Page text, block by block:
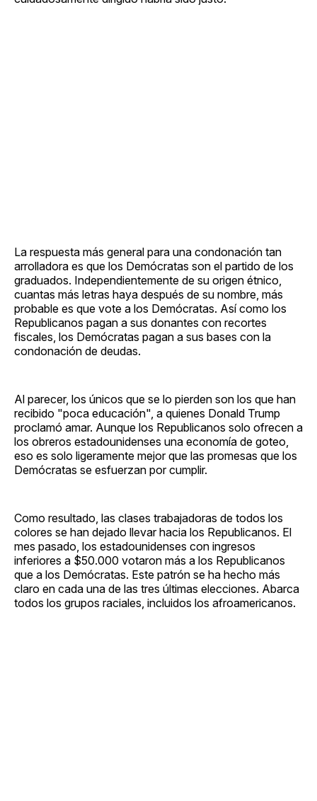
La respuesta más general para una condonación tan
arrolladora es que los Demócratas son el partido de los
graduados. Independientemente de su origen étnico,
cuantas más letras haya después de su nombre, más
probable es que vote a los Demócratas. Así como los
Republicanos pagan a sus donantes con recortes
fiscales, los Demócratas pagan a sus bases con la
condonación de deudas.
Al parecer, los únicos que se lo pierden son los que han
recibido "poca educación", a quienes Donald Trump
proclamó amar. Aunque los Republicanos solo ofrecen a
los obreros estadounidenses una economía de goteo,
eso es solo ligeramente mejor que las promesas que los
Demócratas se esfuerzan por cumplir.
Como resultado, las clases trabajadoras de todos los
colores se han dejado llevar hacia los Republicanos. El
mes pasado, los estadounidenses con ingresos
inferiores a $50.000 votaron más a los Republicanos
que a los Demócratas. Este patrón se ha hecho más
claro en cada una de las tres últimas elecciones. Abarca
todos los grupos raciales, incluidos los afroamericanos.